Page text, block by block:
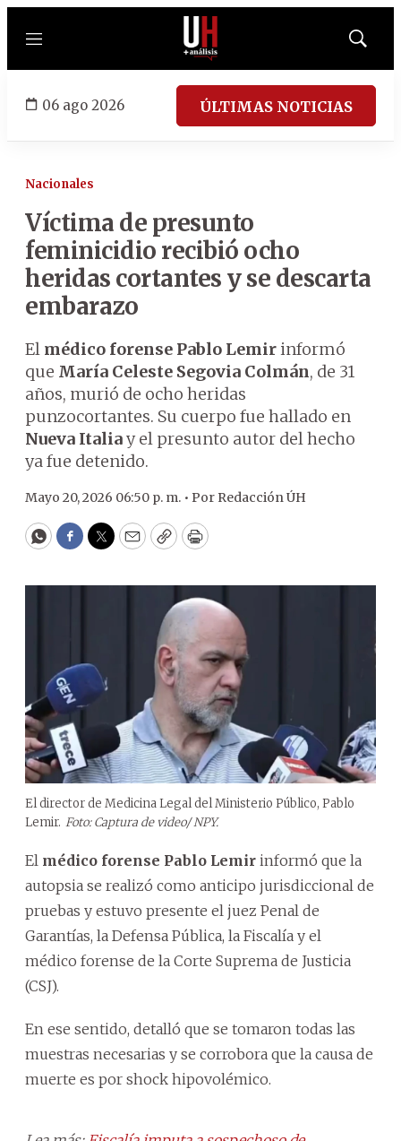
Menú
Mostrar
06 ago 2026 ÚLTIMAS NOTICIAS
Nacionales
Víctima de presunto
feminicidio recibió ocho
heridas cortantes y se descarta
embarazo
El médico forense Pablo Lemirinformó
que María Celeste Segovia Colmán, de 31
años, murió de ocho heridas
punzocortantes. Su cuerpo fue hallado en
Nueva Italiay el presunto autor del hecho
ya fue detenido.
Mayo 20, 2026 06:50 p. m. • Por Redacción ÚH
WhatsApp
Facebook
Twitter
EmailCopyPrint
El director de Medicina Legal del Ministerio Público, Pablo
Lemir. Foto: Captura de video/ NPY.
El médico forense Pablo Lemir informó que la
autopsia se realizó como anticipo jurisdiccional de
pruebas y estuvo presente el juez Penal de
Garantías, la Defensa Pública, la Fiscalía y el
médico forense de la Corte Suprema de Justicia
(CSJ).
En ese sentido, detalló que se tomaron todas las
muestras necesarias y se corrobora que la causa de
muerte es por shock hipovolémico.